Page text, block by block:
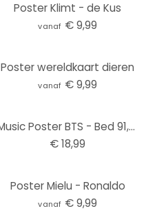
Poster Klimt - de Kus
vanaf € 9,99
Poster wereldkaart dieren
vanaf € 9,99
Music Poster BTS - Bed 91,5x61 cm
€ 18,99
Poster Mielu - Ronaldo
vanaf € 9,99